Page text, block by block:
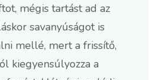
mégis tartást ad az
savanyúságot is
mellé, mert a frissítő,
kiegyensúlyozza a